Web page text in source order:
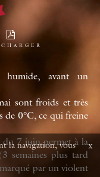
avant un
sont froids et très
de 0°C, ce qui freine
du 7 juin permet à la
semaines plus tard
par un violent
la navigation, vous
x